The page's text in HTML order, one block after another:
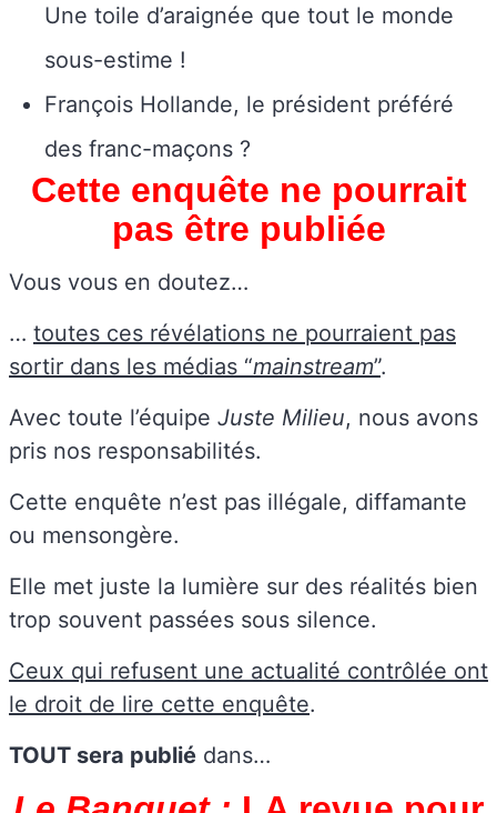
Une toile d’araignée que tout le monde
sous-estime !
François Hollande, le président préféré
des franc-maçons ?
Cette enquête ne pourrait
pas être publiée
Vous vous en doutez…
… toutes ces révélations ne pourraient pas
sortir dans les médias “mainstream”.
Avec toute l’équipe Juste Milieu, nous avons
pris nos responsabilités.
Cette enquête n’est pas illégale, diffamante
ou mensongère.
Elle met juste la lumière sur des réalités bien
trop souvent passées sous silence.
Ceux qui refusent une actualité contrôlée ont
le droit de lire cette enquête.
TOUT sera publié dans…